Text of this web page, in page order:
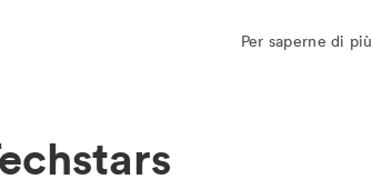
Per saperne di più